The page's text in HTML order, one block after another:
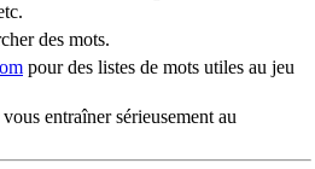
des mots.
pour des listes de mots utiles au jeu
entraîner sérieusement au